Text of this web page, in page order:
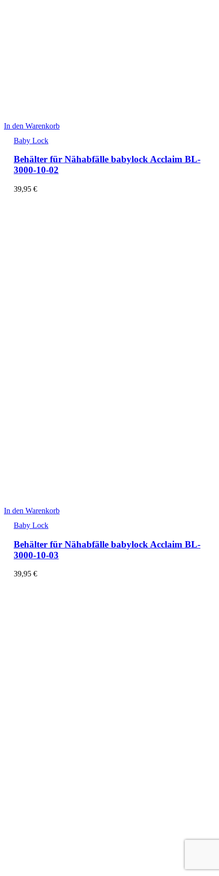
In den Warenkorb
Baby Lock
Behälter für Nähabfälle babylock Acclaim BL-
3000-10-02
39,95 €
In den Warenkorb
Baby Lock
Behälter für Nähabfälle babylock Acclaim BL-
3000-10-03
39,95 €